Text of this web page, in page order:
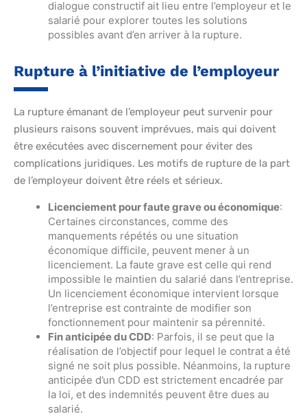
dialogue constructif ait lieu entre l’employeur et le
salarié pour explorer toutes les solutions
possibles avant d’en arriver à la rupture.
Rupture à l’initiative de l’employeur
La rupture émanant de l’employeur peut survenir pour
plusieurs raisons souvent imprévues, mais qui doivent
être exécutées avec discernement pour éviter des
complications juridiques. Les motifs de rupture de la part
de l’employeur doivent être réels et sérieux.
Licenciement pour faute grave ou économique:
Certaines circonstances, comme des
manquements répétés ou une situation
économique difficile, peuvent mener à un
licenciement. La faute grave est celle qui rend
impossible le maintien du salarié dans l’entreprise.
Un licenciement économique intervient lorsque
l’entreprise est contrainte de modifier son
fonctionnement pour maintenir sa pérennité.
Fin anticipée du CDD: Parfois, il se peut que la
réalisation de l’objectif pour lequel le contrat a été
signé ne soit plus possible. Néanmoins, la rupture
anticipée d’un CDD est strictement encadrée par
la loi, et des indemnités peuvent être dues au
salarié.